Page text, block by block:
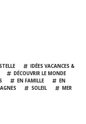
IDÉES VACANCES &
DÉCOUVRIR LE MONDE
EN FAMILLE
EN
SOLEIL
MER